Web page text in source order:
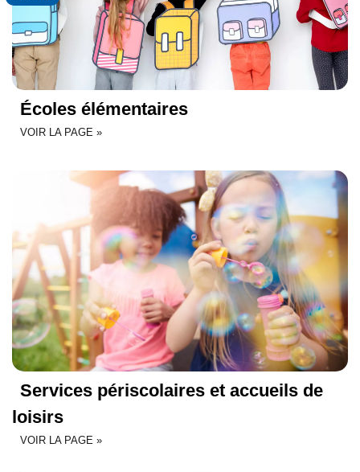
Écoles élémentaires
VOIR LA PAGE »
Services périscolaires et accueils de
loisirs
VOIR LA PAGE »